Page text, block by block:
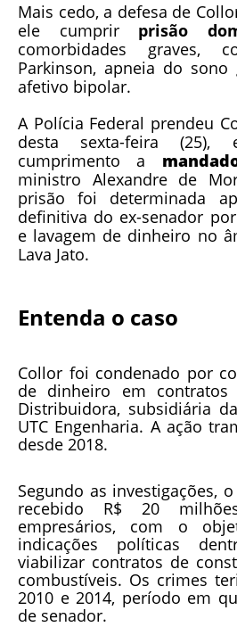
Mais cedo, a defesa de
ele cumprir prisão
comorbidades graves,
Parkinson, apneia do
afetivo bipolar.
A Polícia Federal prendeu
desta sexta-feira (25),
cumprimento a
ministro Alexandre de
prisão foi determinada
definitiva do ex-senador
e lavagem de dinheiro no
Lava Jato.
Entenda o caso
Collor foi condenado por
de dinheiro em contratos
Distribuidora, subsidiária
UTC Engenharia. A ação
desde 2018.
Segundo as investigações,
recebido R$ 20
empresários, com o
indicações políticas
viabilizar contratos de
combustíveis. Os crimes
2010 e 2014, período em
de senador.